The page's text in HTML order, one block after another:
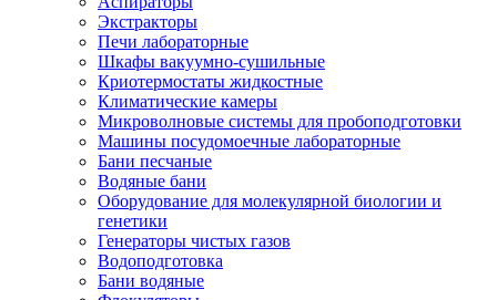
Экстракторы
Печи лабораторные
Шкафы вакуумно-сушильные
Криотермостаты жидкостные
Климатические камеры
Микроволновые системы для пробоподготовки
Машины посудомоечные лабораторные
Бани песчаные
Водяные бани
Оборудование для молекулярной биологии и
генетики
Генераторы чистых газов
Водоподготовка
Бани водяные